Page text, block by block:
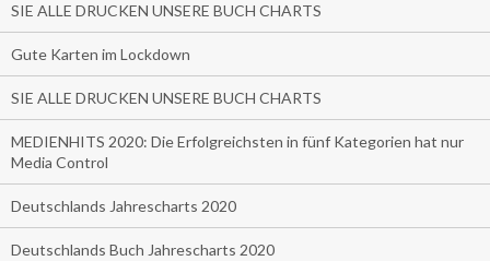
SIE ALLE DRUCKEN UNSERE BUCH CHARTS
Gute Karten im Lockdown
SIE ALLE DRUCKEN UNSERE BUCH CHARTS
MEDIENHITS 2020: Die Erfolgreichsten in fünf Kategorien hat nur
Media Control
Deutschlands Jahrescharts 2020
Deutschlands Buch Jahrescharts 2020